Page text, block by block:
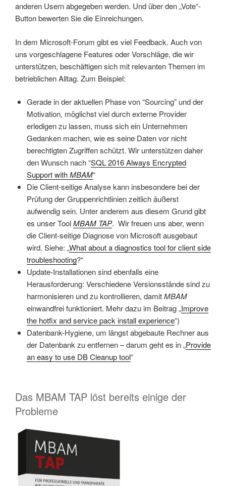
anderen Usern abgegeben werden. Und über den „Vote“-
Button bewerten Sie die Einreichungen.
In dem Microsoft-Forum gibt es viel Feedback. Auch von
uns vorgeschlagene Features oder Vorschläge, die wir
unterstützen, beschäftigen sich mit relevanten Themen im
betrieblichen Alltag. Zum Beispiel:
Gerade in der aktuellen Phase von “Sourcing” und der
Motivation, möglichst viel durch externe Provider
erledigen zu lassen, muss sich ein Unternehmen
Gedanken machen, wie es seine Daten vor nicht
berechtigten Zugriffen schützt. Wir unterstützen daher
den Wunsch nach “SQL 2016 Always Encrypted
Support withMBAM“
Die Client-seitige Analyse kann insbesondere bei der
Prüfung der Gruppenrichtlinien zeitlich äußerst
aufwendig sein. Unter anderem aus diesem Grund gibt
es unser ToolMBAM TAP. Wir freuen uns aber, wenn
die Client-seitige Diagnose von Microsoft ausgebaut
wird. Siehe: „What about a diagnostics tool for client side
troubleshooting?“
Update-Installationen sind ebenfalls eine
Herausforderung: Verschiedene Versionsstände sind zu
harmonisieren und zu kontrollieren, damitMBAM
einwandfrei funktioniert. Mehr dazu im Beitrag „Improve
the hotfix and service pack install experience“)
Datenbank-Hygiene, um längst abgebaute Rechner aus
der Datenbank zu entfernen – darum geht es in „Provide
an easy to use DB Cleanup tool“
Das MBAM TAP löst bereits einige der
Probleme